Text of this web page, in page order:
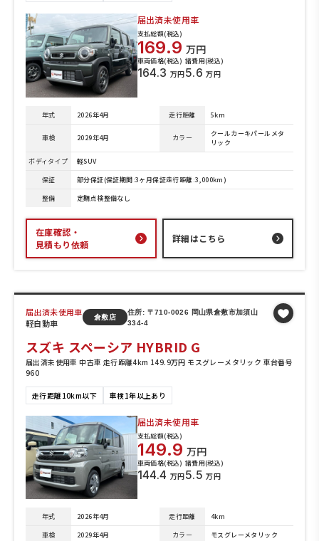
届出済未使用車
支払総額(税込)
169.9 万円
車両価格(税込)
164.3 万円
諸費用(税込)
5.6 万円
年式 2026年4月 走行距離 5km
車検 2029年4月 カラー
クールカーキパールメタ
リック
ボディタイプ
軽SUV
保証
部分保証(保証期間:3ヶ月保証走行距離:3,000km)
整備
定期点検整備なし
在庫確認・
見積もり依頼
詳細はこちら
届出済未使用車
軽自動車
倉敷店
住所: 〒710-0026 岡山県倉敷市加須山
334-4
スズキ スペーシア HYBRID G
届出済未使用車 中古車 走行距離4km 149.9万円 モスグレーメタリック 車台番号
960
走行距離10km以下 車検1年以上あり
届出済未使用車
支払総額(税込)
149.9 万円
車両価格(税込)
144.4 万円
諸費用(税込)
5.5 万円
年式 2026年4月 走行距離
4km
車検
2029年4月 カラー
モスグレーメタリック